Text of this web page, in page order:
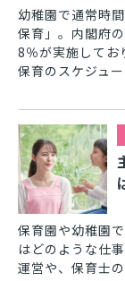
幼稚園で通常時
保育」。内閣府
8％が実施してお
保育のスケジュ
保育園や幼稚園
はどのような仕
運営や、保育士